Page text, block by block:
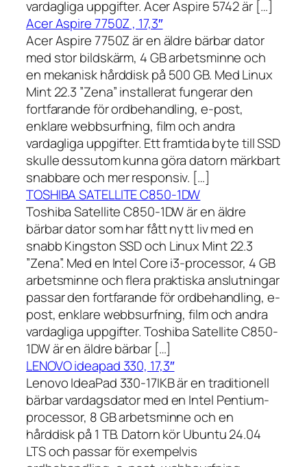
vardagliga uppgifter. Acer Aspire 5742 är […]
Acer Aspire 7750Z , 17,3″
Acer Aspire 7750Z är en äldre bärbar dator
med stor bildskärm, 4 GB arbetsminne och
en mekanisk hårddisk på 500 GB. Med Linux
Mint 22.3 ”Zena” installerat fungerar den
fortfarande för ordbehandling, e-post,
enklare webbsurfning, film och andra
vardagliga uppgifter. Ett framtida byte till SSD
skulle dessutom kunna göra datorn märkbart
snabbare och mer responsiv. […]
TOSHIBA SATELLITE C850-1DW
Toshiba Satellite C850-1DW är en äldre
bärbar dator som har fått nytt liv med en
snabb Kingston SSD och Linux Mint 22.3
”Zena”. Med en Intel Core i3-processor, 4 GB
arbetsminne och flera praktiska anslutningar
passar den fortfarande för ordbehandling, e-
post, enklare webbsurfning, film och andra
vardagliga uppgifter. Toshiba Satellite C850-
1DW är en äldre bärbar […]
LENOVO ideapad 330, 17,3″
Lenovo IdeaPad 330-17IKB är en traditionell
bärbar vardagsdator med en Intel Pentium-
processor, 8 GB arbetsminne och en
hårddisk på 1 TB. Datorn kör Ubuntu 24.04
LTS och passar för exempelvis